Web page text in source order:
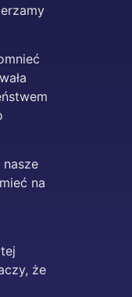
na
że